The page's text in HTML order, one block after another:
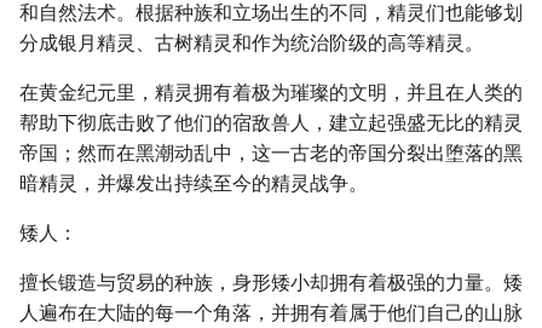
和自然法术。根据种族和立场出生的不同，精灵们也能够划
分成银月精灵、古树精灵和作为统治阶级的高等精灵。
在黄金纪元里，精灵拥有着极为璀璨的文明，并且在人类的
帮助下彻底击败了他们的宿敌兽人，建立起强盛无比的精灵
帝国；然而在黑潮动乱中，这一古老的帝国分裂出堕落的黑
暗精灵，并爆发出持续至今的精灵战争。
矮人：
擅长锻造与贸易的种族，身形矮小却拥有着极强的力量。矮
人遍布在大陆的每一个角落，并拥有着属于他们自己的山脉